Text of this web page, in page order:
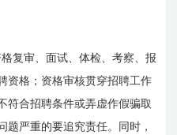
复审、面试、体检、考察、报
资格；资格审核贯穿招聘工作
符合招聘条件或弄虚作假骗取
题严重的要追究责任。同时，